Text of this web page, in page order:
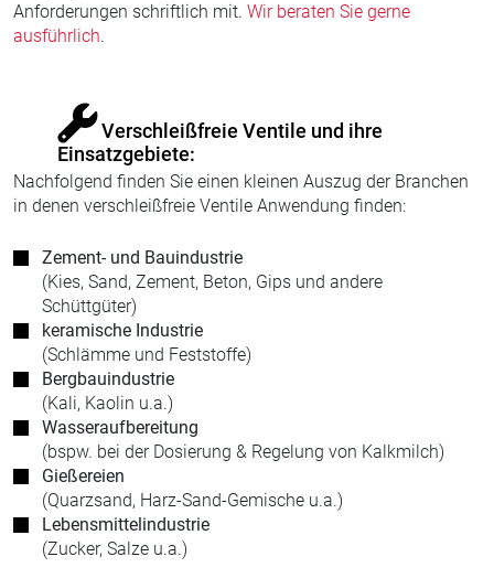
Anforderungen schriftlich mit. Wir beraten Sie gerne
ausführlich.
Verschleißfreie Ventile und ihre
Einsatzgebiete:
Nachfolgend finden Sie einen kleinen Auszug der Branchen
in denen verschleißfreie Ventile Anwendung finden:
Zement- und Bauindustrie
(Kies, Sand, Zement, Beton, Gips und andere
Schüttgüter)
keramische Industrie
(Schlämme und Feststoffe)
Bergbauindustrie
(Kali, Kaolin u.a.)
Wasseraufbereitung
(bspw. bei der Dosierung & Regelung von Kalkmilch)
Gießereien
(Quarzsand, Harz-Sand-Gemische u.a.)
Lebensmittelindustrie
(Zucker, Salze u.a.)